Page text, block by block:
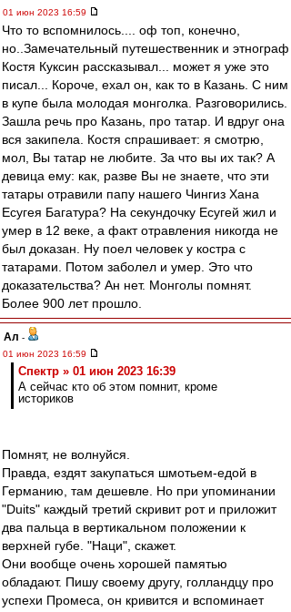
01 июн 2023 16:59
Что то вспомнилось.... оф топ, конечно,
но..Замечательный путешественник и этнограф
Костя Куксин рассказывал... может я уже это
писал... Короче, ехал он, как то в Казань. С ним
в купе была молодая монголка. Разговорились.
Зашла речь про Казань, про татар. И вдруг она
вся закипела. Костя спрашивает: я смотрю,
мол, Вы татар не любите. За что вы их так? А
девица ему: как, разве Вы не знаете, что эти
татары отравили папу нашего Чингиз Хана
Есугея Багатура? На секундочку Есугей жил и
умер в 12 веке, а факт отравления никогда не
был доказан. Ну поел человек у костра с
татарами. Потом заболел и умер. Это что
доказательства? Ан нет. Монголы помнят.
Более 900 лет прошло.
Ал -
01 июн 2023 16:59
Спектр » 01 июн 2023 16:39
А сейчас кто об этом помнит, кроме
историков
Помнят, не волнуйся.
Правда, ездят закупаться шмотьем-едой в
Германию, там дешевле. Но при упоминании
"Duits" каждый третий скривит рот и приложит
два пальца в вертикальном положении к
верхней губе. "Наци", скажет.
Они вообще очень хорошей памятью
обладают. Пишу своему другу, голландцу про
успехи Промеса, он кривится и вспоминает